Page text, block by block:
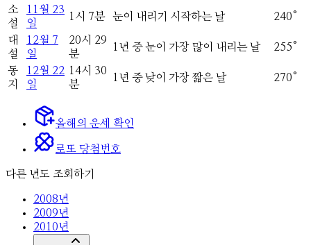
소
설
11월 23
일
1시 7분 눈이 내리기 시작하는 날 240°
대
설
12월 7
일
20시 29
분
1년 중 눈이 가장 많이 내리는 날 255°
동
지
12월 22
일
14시 30
분
1년 중 낮이 가장 짧은 날 270°
올해의 운세 확인
로또 당첨번호
다른 년도 조회하기
2008년
2009년
2010년